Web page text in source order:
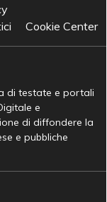
Cookie Center
di testate e portali
e
di diffondere la
e pubbliche